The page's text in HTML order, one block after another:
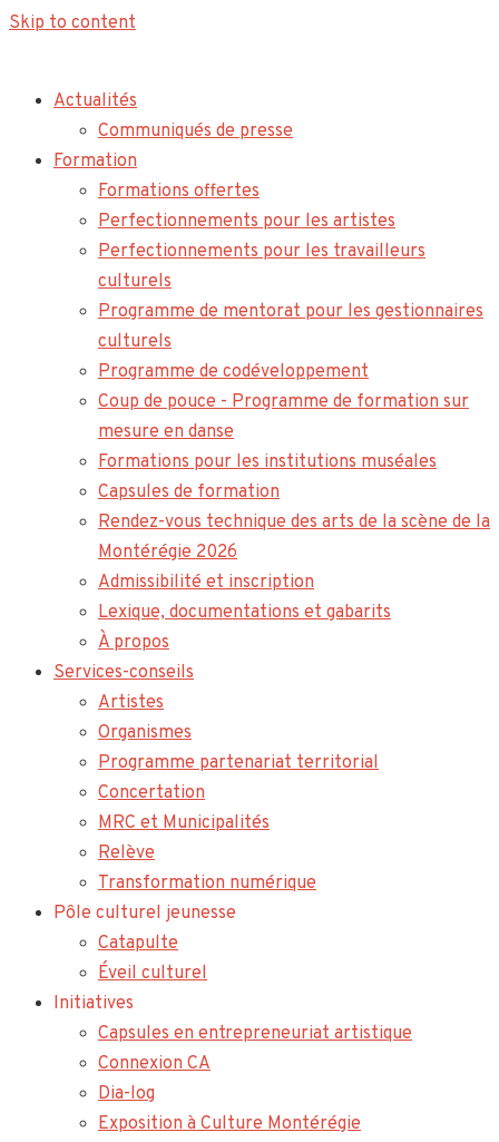
Skip to content
Actualités
Communiqués de presse
Formation
Formations offertes
Perfectionnements pour les artistes
Perfectionnements pour les travailleurs
culturels
Programme de mentorat pour les gestionnaires
culturels
Programme de codéveloppement
Coup de pouce - Programme de formation sur
mesure en danse
Formations pour les institutions muséales
Capsules de formation
Rendez-vous technique des arts de la scène de la
Montérégie 2026
Admissibilité et inscription
Lexique, documentations et gabarits
À propos
Services-conseils
Artistes
Organismes
Programme partenariat territorial
Concertation
MRC et Municipalités
Relève
Transformation numérique
Pôle culturel jeunesse
Catapulte
Éveil culturel
Initiatives
Capsules en entrepreneuriat artistique
Connexion CA
Dia-log
Exposition à Culture Montérégie